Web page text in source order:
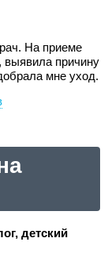
На приеме
выявила причину
мне уход.
детский